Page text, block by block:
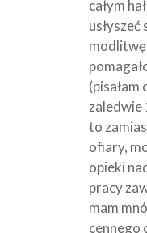
całym
usłyszeć
zaledwie
to
ofiary,
opieki
pracy
mam
cennego